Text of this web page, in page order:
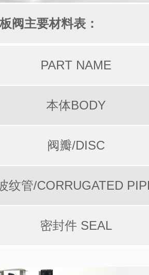
阀主要材料表：
PART NAME
本体BODY
阀瓣/DISC
纹管/CORRUGATED
密封件 SEAL